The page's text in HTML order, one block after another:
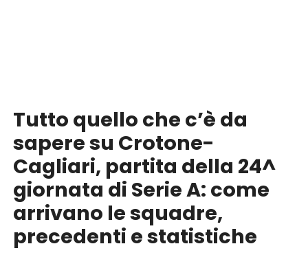
Tutto quello che c’è da
sapere su Crotone-
Cagliari, partita della 24^
giornata di Serie A: come
arrivano le squadre,
precedenti e statistiche